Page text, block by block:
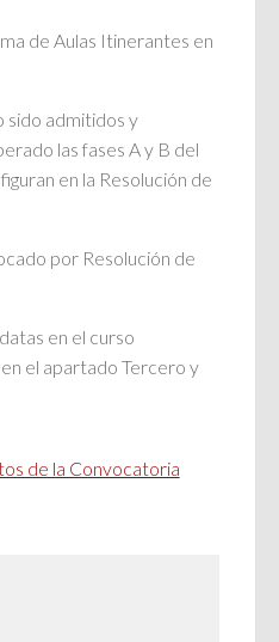
de Aulas Itinerantes en
sido admitidos y
las fases A y B del
en la Resolución de
por Resolución de
en el curso
el apartado Tercero y
de la Convocatoria